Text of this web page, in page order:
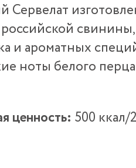
Сервелат
и ароматных
ноты белого
ценность: 500